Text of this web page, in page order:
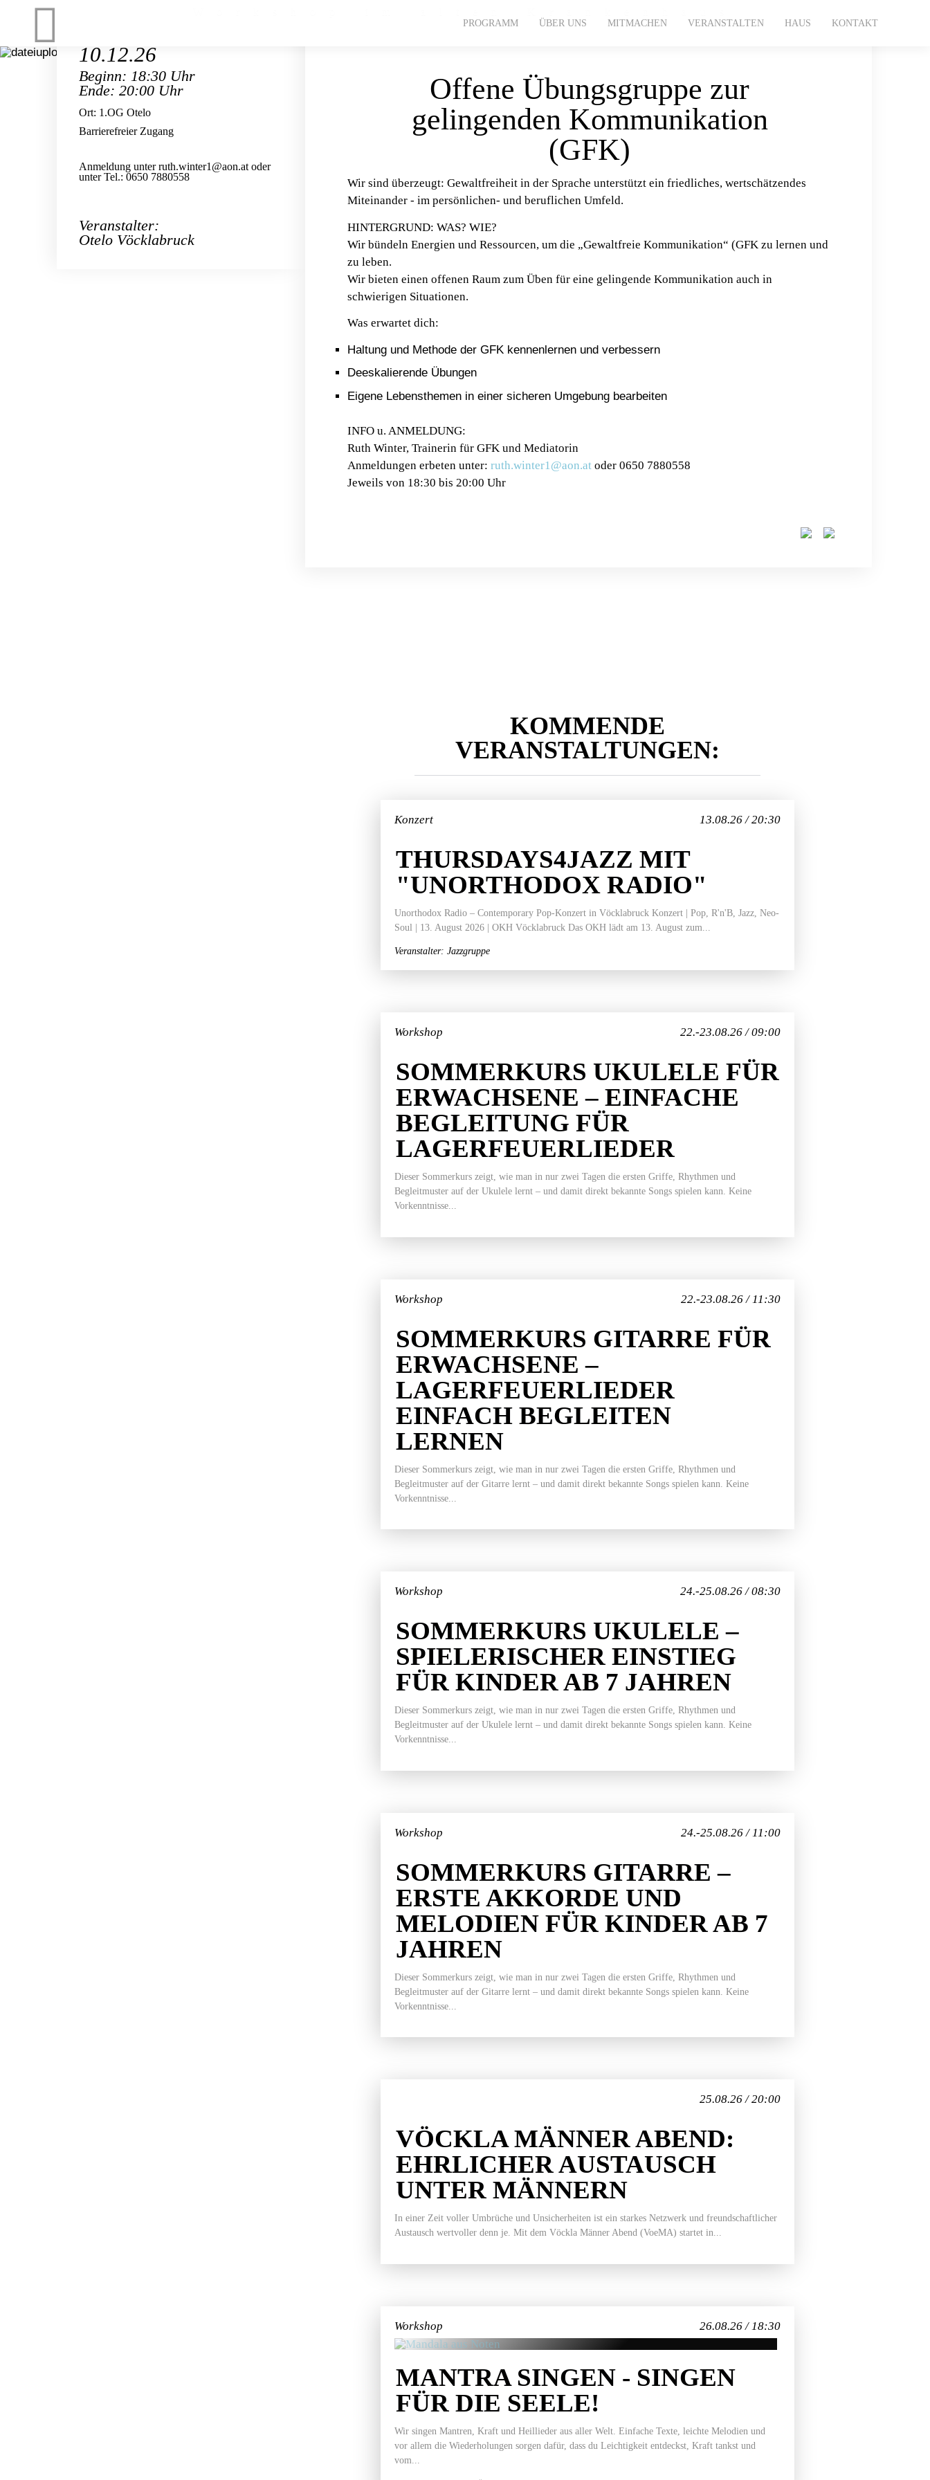
PROGRAMM ÜBER UNS MITMACHEN VERANSTALTEN HAUS KONTAKT
10.12.26
Beginn: 18:30 Uhr
Ende: 20:00 Uhr
Ort: 1.OG Otelo
Barrierefreier Zugang
Anmeldung unterruth.winter1@aon.at oder
unter Tel.: 0650 7880558
Veranstalter:
Otelo Vöcklabruck
Offene Übungsgruppe zur
gelingenden Kommunikation
(GFK)
Wir sind überzeugt:Gewaltfreiheit in der Sprache unterstützt ein friedliches, wertschätzendes
Miteinander - im persönlichen- und beruflichen Umfeld.
HINTERGRUND: WAS? WIE?
Wir bündeln Energien und Ressourcen, um die „Gewaltfreie Kommunikation“ (GFK zu lernen und
zu leben.
Wir bieten einen offenen Raum zum Üben für eine gelingende Kommunikation auch in
schwierigen Situationen.
Was erwartet dich:
Haltung und Methode der GFK kennenlernen und verbessern
Deeskalierende Übungen
Eigene Lebensthemen in einer sicheren Umgebung bearbeiten
INFO u. ANMELDUNG:
Ruth Winter, Trainerin für GFK und Mediatorin
Anmeldungen erbeten unter:ruth.winter1@aon.at oder 0650 7880558
Jeweils von 18:30 bis 20:00 Uhr
KOMMENDE
VERANSTALTUNGEN:
13.08.26 / 20:30
Konzert
THURSDAYS4JAZZ MIT
"UNORTHODOX RADIO"
Unorthodox Radio – Contemporary Pop-Konzert in Vöcklabruck Konzert | Pop, R'n'B, Jazz, Neo-
Soul | 13. August 2026 | OKH Vöcklabruck Das OKH lädt am 13. August zum...
Veranstalter: Jazzgruppe
22.-23.08.26 / 09:00
Workshop
SOMMERKURS UKULELE FÜR
ERWACHSENE – EINFACHE
BEGLEITUNG FÜR
LAGERFEUERLIEDER
Dieser Sommerkurs zeigt, wie man in nur zwei Tagen die ersten Griffe, Rhythmen und
Begleitmuster auf der Ukulele lernt – und damit direkt bekannte Songs spielen kann. Keine
Vorkenntnisse...
22.-23.08.26 / 11:30
Workshop
SOMMERKURS GITARRE FÜR
ERWACHSENE –
LAGERFEUERLIEDER
EINFACH BEGLEITEN
LERNEN
Dieser Sommerkurs zeigt, wie man in nur zwei Tagen die ersten Griffe, Rhythmen und
Begleitmuster auf der Gitarre lernt – und damit direkt bekannte Songs spielen kann. Keine
Vorkenntnisse...
24.-25.08.26 / 08:30
Workshop
SOMMERKURS UKULELE –
SPIELERISCHER EINSTIEG
FÜR KINDER AB 7 JAHREN
Dieser Sommerkurs zeigt, wie man in nur zwei Tagen die ersten Griffe, Rhythmen und
Begleitmuster auf der Ukulele lernt – und damit direkt bekannte Songs spielen kann. Keine
Vorkenntnisse...
24.-25.08.26 / 11:00
Workshop
SOMMERKURS GITARRE –
ERSTE AKKORDE UND
MELODIEN FÜR KINDER AB 7
JAHREN
Dieser Sommerkurs zeigt, wie man in nur zwei Tagen die ersten Griffe, Rhythmen und
Begleitmuster auf der Gitarre lernt – und damit direkt bekannte Songs spielen kann. Keine
Vorkenntnisse...
25.08.26 / 20:00
VÖCKLA MÄNNER ABEND:
EHRLICHER AUSTAUSCH
UNTER MÄNNERN
In einer Zeit voller Umbrüche und Unsicherheiten ist ein starkes Netzwerk und freundschaftlicher
Austausch wertvoller denn je. Mit dem Vöckla Männer Abend (VoeMA) startet in...
26.08.26 / 18:30
Workshop
MANTRA SINGEN - SINGEN
FÜR DIE SEELE!
Wir singen Mantren, Kraft und Heillieder aus aller Welt. Einfache Texte, leichte Melodien und
vor allem die Wiederholungen sorgen dafür, dass du Leichtigkeit entdeckst, Kraft tankst und
vom...